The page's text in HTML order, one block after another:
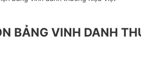
BẢNG VINH DANH